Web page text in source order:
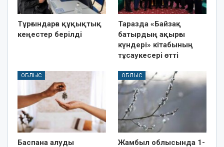
Тұрғындарға құқықтық
кеңестер берілді
Таразда «Байзақ
батырдың ақырғы
күндері» кітабының
тұсаукесері өтті
ОБЛЫС
Баспана алуды
ОБЛЫС
Жамбыл облысында 1-